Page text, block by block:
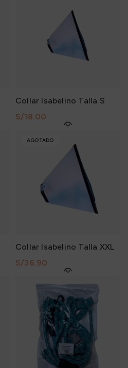
Collar Isabelino Talla S
S/
AGOTADO
Collar Isabelino Talla XXL
S/